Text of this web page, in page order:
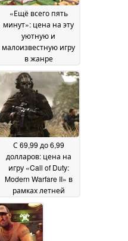
«Ещё всего пять
минут»: цена на эту
уютную и
малоизвестную игру
в жанре
«строительство
города» впервые
снизилась до
примерно 2
долларов в Steam03
July 2026
С 69,99 до 6,99
долларов: цена на
игру «Call of Duty:
Modern Warfare II» в
рамках летней
распродажи Steam
опустилась до
рекордно низкого
уровня02 July 2026